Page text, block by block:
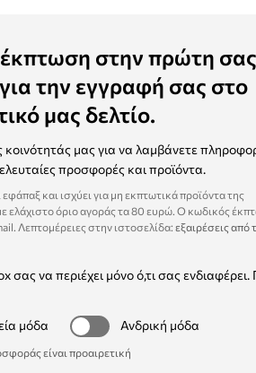
έκπτωση στην πρώτη σας
την εγγραφή σας στο
μας δελτίο.
κοινότητάς μας για να λαμβάνετε
προσφορές και προϊόντα.
και ισχύει για μη εκπτωτικά προϊόντα της
ελάχιστο όριο αγοράς τα 80 ευρώ. Ο κωδικός
Λεπτομέρειες στην ιστοσελίδα:εξαιρέσεις από
σας να περιέχει μόνο ό,τι σας ενδιαφέρει.
μόδα
Ανδρική μόδα
είναι προαιρετική